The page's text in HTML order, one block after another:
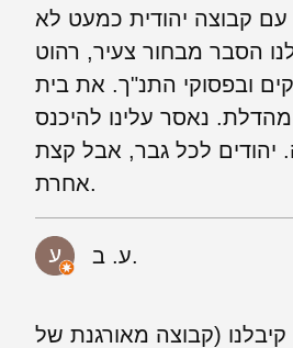
קבוצה יהודית כמעט לא
הסבר מבחור צעיר, רהוט
ובפסוקי התנ"ך. את בית
נאסר עלינו להיכנס
לכל גבר, אבל קצת
אחרת.
ע. ב.
קיבלנו (קבוצה מאורגנת של